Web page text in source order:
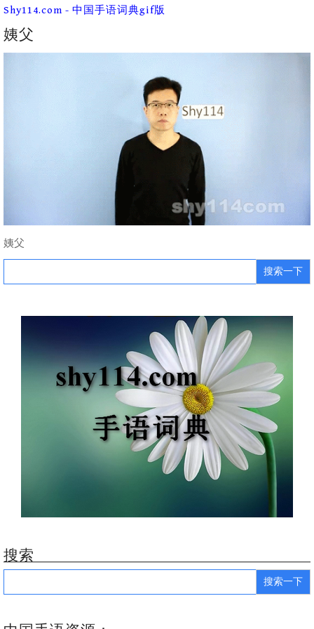
Skip
content
Shy114.com - 中国手语词典gif版
姨父
姨父
Search
搜索
Search